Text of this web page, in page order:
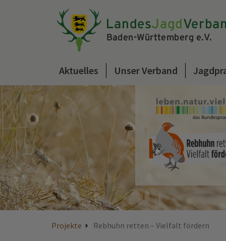
Aktuelles Unser Verband
Projekte Rebhuhn retten – Vielfalt fördern